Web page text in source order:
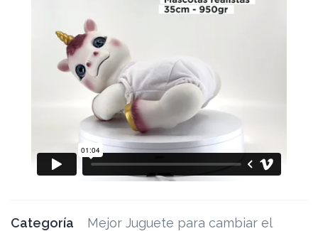
Categoría
Mejor Juguete para cambiar el